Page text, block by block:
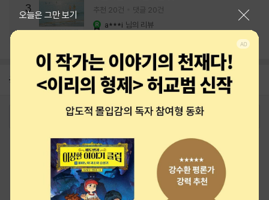
3 추천 20건 댓글 20건
a***i 님의 리뷰
공지 26년 NBCI 수상 안내
2026-08-01
오늘은 그만 보기
최근 본 상품 주문/배송
고객센터 1544-3800 티켓 1544-6399
중고샵 1566-4295
eBook 1:1문의/채팅상담
예스이십사(주) 사업자 정보
이용약관
개인정보처리방침
청소년보호정책